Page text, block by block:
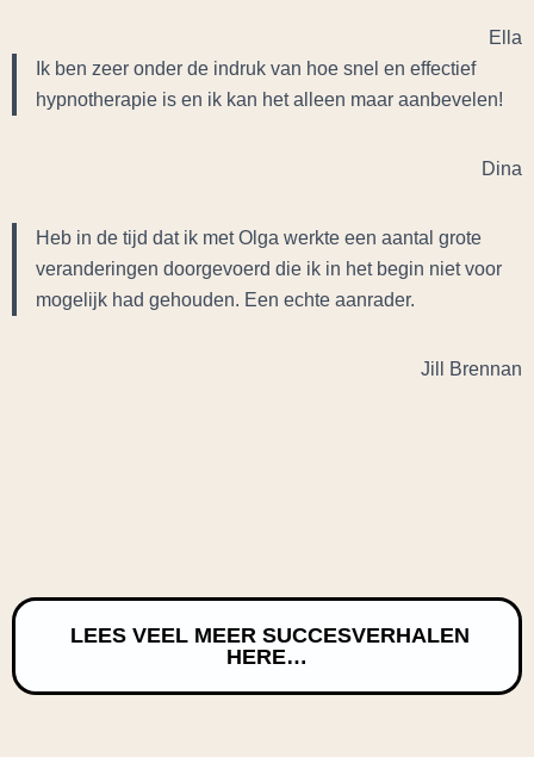
Ella
Ik ben zeer onder de indruk van hoe snel en effectief
hypnotherapie is en ik kan het alleen maar aanbevelen!
Dina
Heb in de tijd dat ik met Olga werkte een aantal grote
veranderingen doorgevoerd die ik in het begin niet voor
mogelijk had gehouden. Een echte aanrader.
Jill Brennan
LEES VEEL MEER SUCCESVERHALEN
HERE…